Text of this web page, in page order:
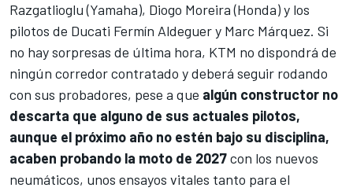
Razgatlioglu(Yamaha), Diogo Moreira(Honda) y los
pilotos de Ducati Fermín Aldeguery Marc Márquez. Si
no hay sorpresas de última hora, KTM no dispondrá de
ningún corredor contratado y deberá seguir rodando
con sus probadores, pese a que algún constructor no
descarta que alguno de sus actuales pilotos,
aunque el próximo año no estén bajo su disciplina,
acaben probando la moto de 2027con los nuevos
neumáticos, unos ensayos vitales tanto para el